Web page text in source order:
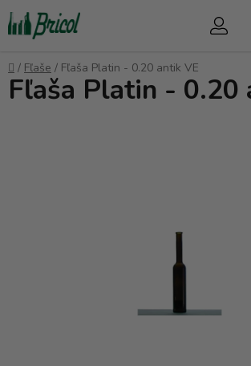
Prejsť
na
obsah
Domov
/ Fľaše / Fľaša Platin - 0.20 antik VE
Fľaša Platin - 0.20